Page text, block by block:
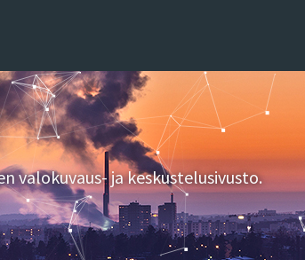
valokuvaus- ja keskustelusivusto.